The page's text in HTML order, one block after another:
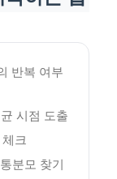
반복 여부
시점 도출
크
분모 찾기